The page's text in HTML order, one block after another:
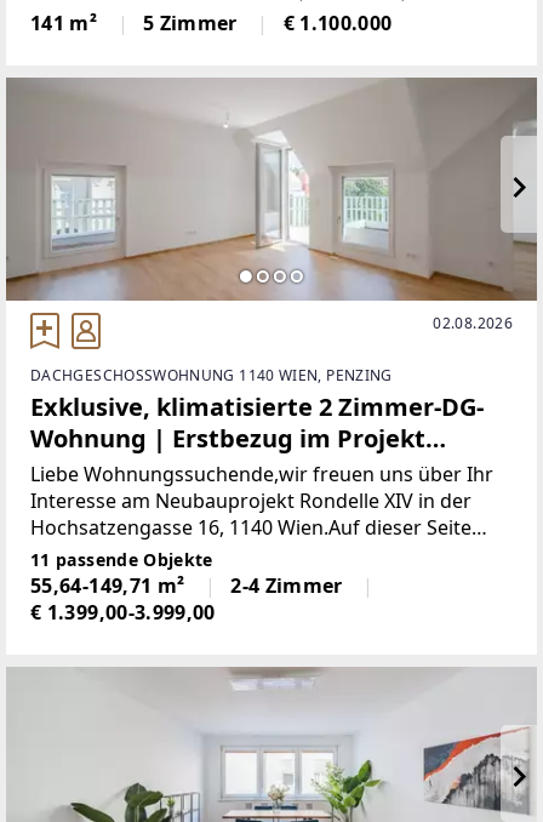
m² großes Grundstück | € 1.100.000,------------------------
--LIEGENSCHAFTDie Liegenschaft überzeugt durch
141 m² 5 Zimmer € 1.100.000
02.08.2026
DACHGESCHOSSWOHNUNG 1140 WIEN, PENZING
Exklusive, klimatisierte 2 Zimmer-DG-
Wohnung | Erstbezug im Projekt
Rondelle XIV - Top 11
Liebe Wohnungssuchende,wir freuen uns über Ihr
Interesse am Neubauprojekt Rondelle XIV in der
Hochsatzengasse 16, 1140 Wien.Auf dieser Seite
finden Sie einen Überblick über alle aktuell
verfügbaren Mietwohnungen des Projekts.Bei
11 passende Objekte
55,64-149,71 m²
2-4 Zimmer
€ 1.399,00-3.999,00